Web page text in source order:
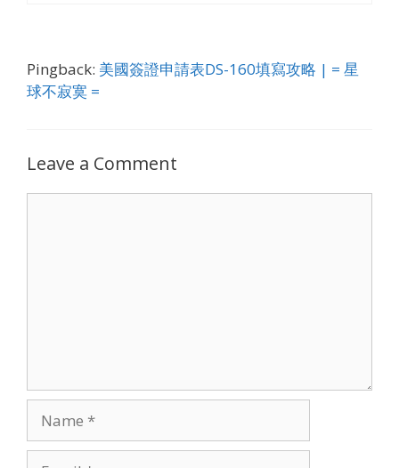
Pingback: 美國簽證申請表DS-160填寫攻略 | = 星
球不寂寞 =
Leave a Comment